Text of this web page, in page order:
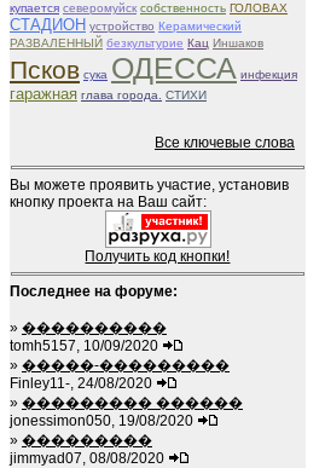
купается северомуйск собственность ГОЛОВАХ
СТАДИОН устройство Керамический
РАЗВАЛЕННЫЙ безкультурие Кац Иншаков
Псков сука ОДЕССА инфекция
гаражная глава города. СТИХИ
Все ключевые слова
Вы можете проявить участие, установив
кнопку проекта на Ваш сайт:
Получить код кнопки!
Последнее на форуме:
» ����������
tomh5157, 10/09/2020
» �����-���������
Finley11-, 24/08/2020
» ��������� ������
jonessimon050, 19/08/2020
» ���������
jimmyad07, 08/08/2020